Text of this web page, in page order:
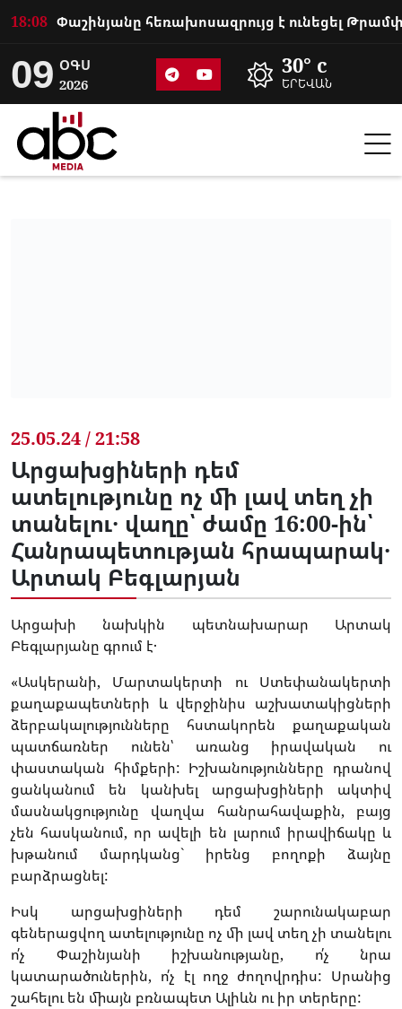
18:08
09 ՕԳՍ
2026
30° c
ԵՐԵՎԱՆ
25.05.24 / 21:58
Արցախցիների դեմ
ատելությունը ոչ մի լավ տեղ չի
տանելու․ վաղը՝ ժամը 16:00-ին՝
Հանրապետության հրապարակ․
Արտակ Բեգլարյան
Արցախի նախկին պետնախարար Արտակ
Բեգլարյանը գրում է․
«Ասկերանի, Մարտակերտի ու Ստեփանակերտի
քաղաքապետների և վերջինիս աշխատակիցների
ձերբակալությունները հստակորեն քաղաքական
պատճառներ ունեն՝ առանց իրավական ու
փաստական հիմքերի: Իշխանությունները դրանով
ցանկանում են կանխել արցախցիների ակտիվ
մասնակցությունը վաղվա հանրահավաքին, բայց
չեն հասկանում, որ ավելի են լարում իրավիճակը և
խթանում մարդկանց` իրենց բողոքի ձայնը
բարձրացնել:
Իսկ արցախցիների դեմ շարունակաբար
գեներացվող ատելությունը ոչ մի լավ տեղ չի տանելու
ո՛չ Փաշինյանի իշխանությանը, ո՛չ նրա
կատարածուներին, ո՛չ էլ ողջ ժողովրդիս: Սրանից
շահելու են միայն բռնապետ Ալիևն ու իր տերերը: